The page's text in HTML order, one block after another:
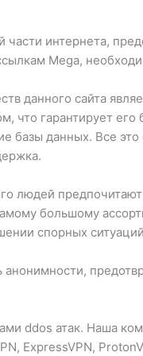
интернета,
Mega,
данного сайта
что гарантирует
базы данных. Все
людей
большому
спорных
ddos атак. Наша
ExpressVPN,